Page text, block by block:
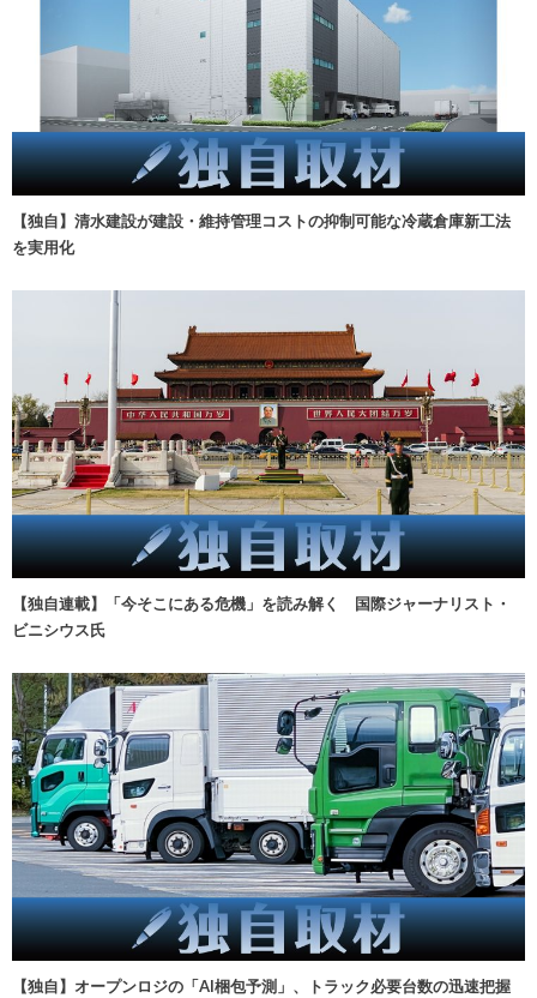
【独自】清水建設が建設・維持管理コストの抑制可能な冷蔵倉庫新工法
を実用化
【独自連載】「今そこにある危機」を読み解く 国際ジャーナリスト・
ビニシウス氏
【独自】オープンロジの「AI梱包予測」、トラック必要台数の迅速把握